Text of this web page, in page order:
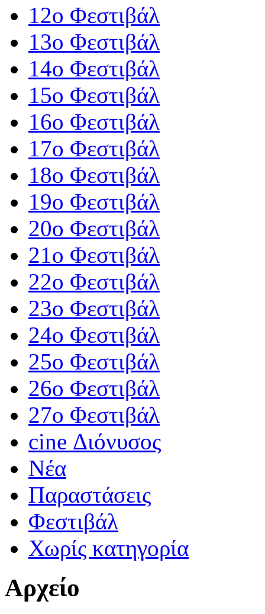
12o Φεστιβάλ
13ο Φεστιβάλ
14ο Φεστιβάλ
15ο Φεστιβάλ
16ο Φεστιβάλ
17ο Φεστιβάλ
18ο Φεστιβάλ
19ο Φεστιβάλ
20ο Φεστιβάλ
21ο Φεστιβάλ
22ο Φεστιβάλ
23ο Φεστιβάλ
24ο Φεστιβάλ
25ο Φεστιβάλ
26ο Φεστιβάλ
27ο Φεστιβάλ
cine Διόνυσος
Νέα
Παραστάσεις
Φεστιβάλ
Χωρίς κατηγορία
Αρχείο